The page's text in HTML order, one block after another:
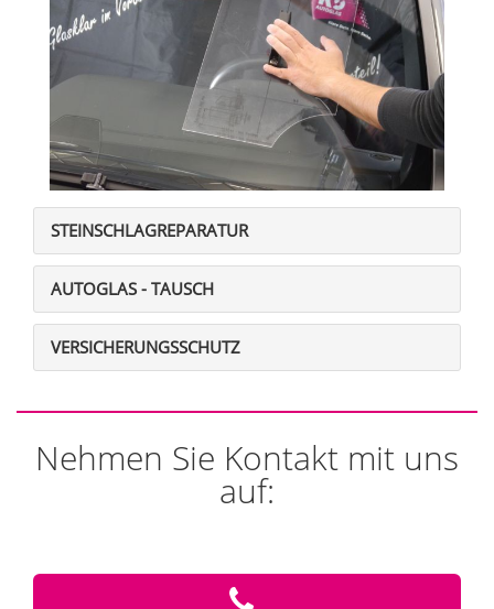
STEINSCHLAGREPARATUR
AUTOGLAS - TAUSCH
VERSICHERUNGSSCHUTZ
Nehmen Sie Kontakt mit uns
auf: